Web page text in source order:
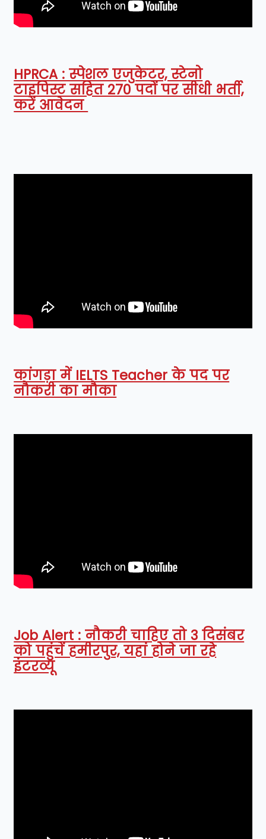
HPRCA : स्पेशल एजुकेटर, स्टेनो
टाइपिस्ट सहित 270 पदों पर सीधी भर्ती,
करें आवेदन
कांगड़ा में IELTS Teacher के पद पर
नौकरी का मौका
Job Alert : नौकरी चाहिए तो 3 दिसंबर
को पहुंचें हमीरपुर, यहां होने जा रहे
इंटरव्यू